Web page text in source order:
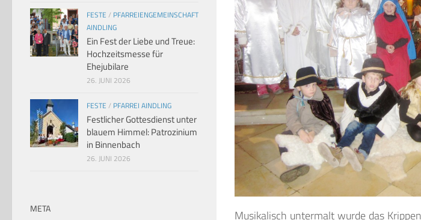
Musikalisch untermalt wurde das
FESTE / PFARREIENGEMEINSCHAFT
AINDLING
Ein Fest der Liebe und Treue:
Hochzeitsmesse für
Ehejubilare
26. JUNI 2026
FESTE / PFARREI AINDLING
Festlicher Gottesdienst unter
blauem Himmel: Patrozinium
in Binnenbach
26. JUNI 2026
META